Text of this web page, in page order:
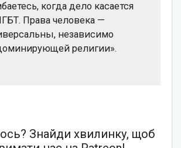
когда дело касается
Права человека —
независимо
религии».
Знайди хвилинку, щоб